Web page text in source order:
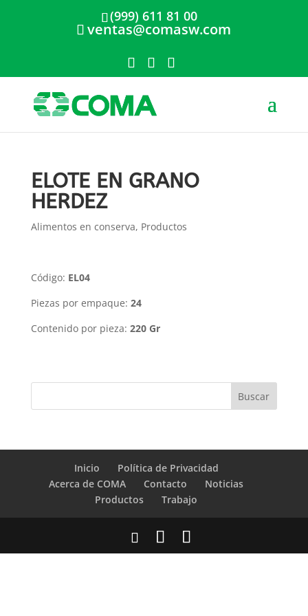
(999) 611 81 00
ventas@comasw.com
ELOTE EN GRANO
HERDEZ
Alimentos en conserva, Productos
Código: EL04
Piezas por empaque: 24
Contenido por pieza: 220 Gr
Inicio
Política de Privacidad
Acerca de COMA
Contacto
Noticias
Productos
Trabajo